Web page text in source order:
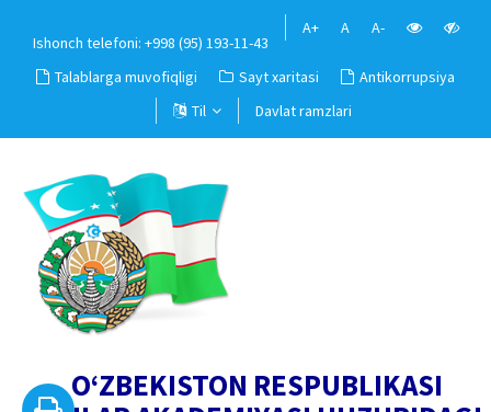
Ishonch telefoni: +998 (95) 193-11-43
A+ A A-
Talablarga muvofiqligi Sayt xaritasi
Antikorrupsiya
Til
Davlat ramzlari
O‘ZBEKISTON RESPUBLIKASI